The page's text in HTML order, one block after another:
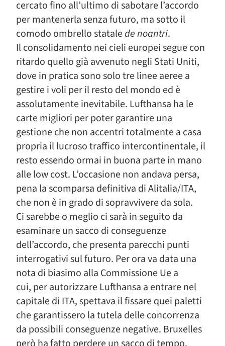
cercato fino all’ultimo di sabotare l’accordo
per mantenerla senza futuro, ma sotto il
comodo ombrello statalede noantri.
Il consolidamento nei cieli europei segue con
ritardo quello già avvenuto negli Stati Uniti,
dove in pratica sono solo tre linee aeree a
gestire i voli per il resto del mondo ed è
assolutamente inevitabile. Lufthansa ha le
carte migliori per poter garantire una
gestione che non accentri totalmente a casa
propria il lucroso traffico intercontinentale, il
resto essendo ormai in buona parte in mano
alle low cost. L’occasione non andava persa,
pena la scomparsa definitiva di Alitalia/ITA,
che non è in grado di sopravvivere da sola.
Ci sarebbe o meglio ci sarà in seguito da
esaminare un sacco di conseguenze
dell’accordo, che presenta parecchi punti
interrogativi sul futuro. Per ora va data una
nota di biasimo alla Commissione Ue a
cui, per autorizzare Lufthansa a entrare nel
capitale di ITA, spettava il fissare quei paletti
che garantissero la tutela delle concorrenza
da possibili conseguenze negative. Bruxelles